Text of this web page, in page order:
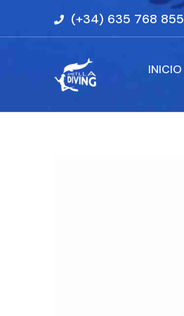
(+34) 635 768 855
INICIO